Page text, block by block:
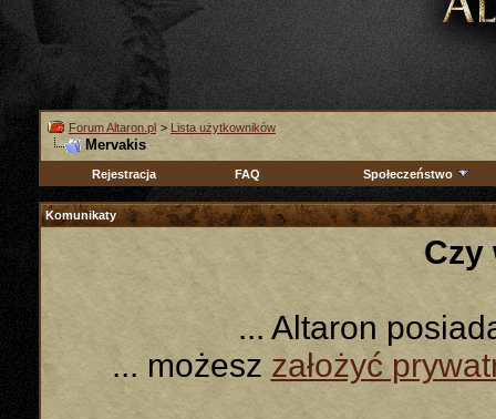
Forum Altaron.pl > Lista użytkowników
Mervakis
Rejestracja FAQ Społeczeństwo
Komunikaty
Czy
... Altaron
... możeszzałożyć